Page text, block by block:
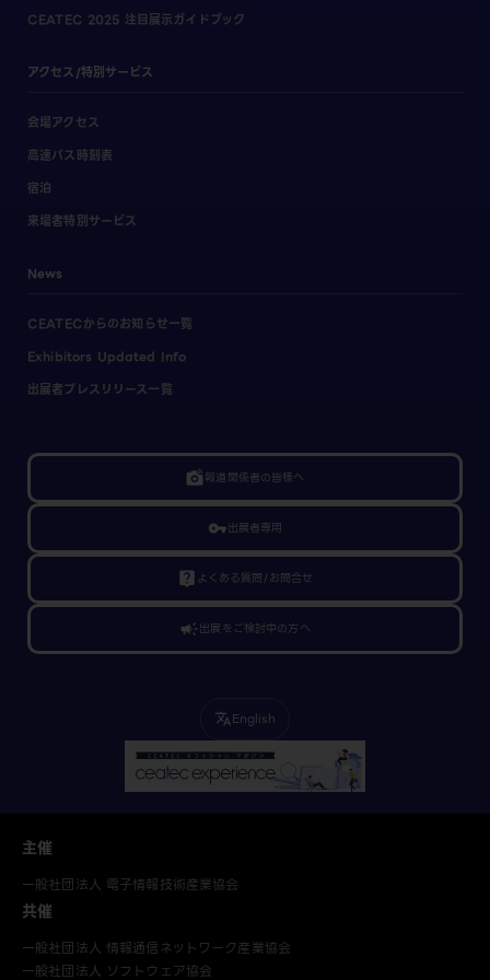
CEATEC 2025 注目展示ガイドブック
アクセス/特別サービス
会場アクセス
高速バス時刻表
宿泊
来場者特別サービス
News
CEATECからのお知らせ一覧
Exhibitors Updated Info
出展者プレスリリース一覧
linked_camera報道関係者の皆様へ
vpn_key出展者専用
live_help よくある質問/お問合せ
campaign出展をご検討中の方へ
translateEnglish
主催
一般社団法人 電子情報技術産業協会
共催
一般社団法人 情報通信ネットワーク産業協会
一般社団法人 ソフトウェア協会